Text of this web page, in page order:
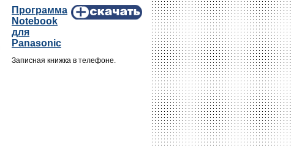
Программа
Notebook
для
Panasonic
Записная книжка в телефоне.